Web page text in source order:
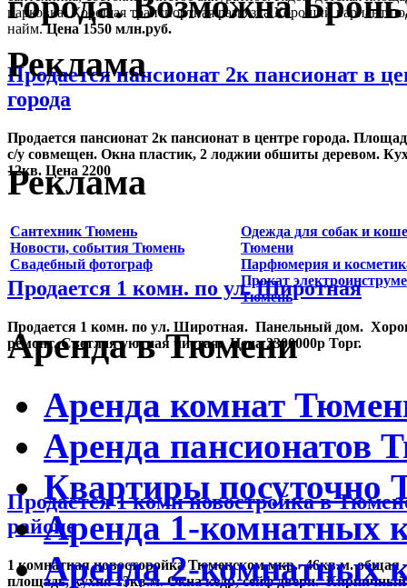
парковка. Хорошая транспортная развязка.Хороший вариант
найм.Цена 1550 млн.руб.
Продается пансионат 2к пансионат в
города
Продается пансионат 2к пансионат в центре города.
с/у совмещен. Окна пластик, 2 лоджии обшиты деревом.
12кв. Цена 2200
Продается 1 комн. по ул. Широтная
Продается 1 комн. по ул. Широтная. Панельный дом.
ремонт. Светлая уютная чистая. Цена 2300000р Торг.
Продается 1 комн новостройка в
районе
1 комнатная новосторойка Тюменском мкр. 46кв.м. общая
площадь, кухня 13кв.м. Окна кедр, сейф двери.
Реклама
Реклама
Сантехник Тюмень
Новости, события Тюмень
Свадебный фотограф
Одежда для собак и
Тюмени
Парфюмерия и
Прокат
Тюмень
Аренда в Тюмени
Аренда комнат
Аренда пансионатов
Квартиры посуточно
Аренда 1-комнатных
Аренда 2-комнатных